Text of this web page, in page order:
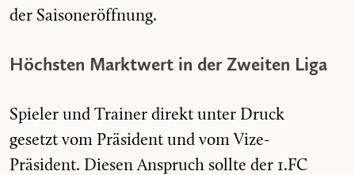
der Saisoneröffnung.
Höchsten Marktwert in der Zweiten Liga
Spieler und Trainer direkt unter Druck
gesetzt vom Präsident und vom Vize-
Präsident. Diesen Anspruch sollte der 1.FC